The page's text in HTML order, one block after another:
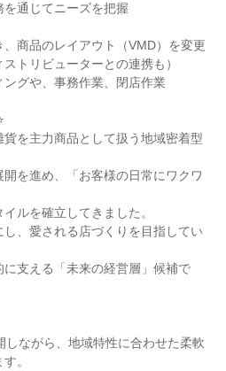
を通じてニーズを把握
、商品のレイアウト（VMD）を変更
トリビューターとの連携も）
ングや、事務作業、閉店作業
を主力商品として扱う地域密着型
を進め、「お客様の日常にワクワ
ルを確立してきました。
、愛される店づくりを目指してい
支える「未来の経営層」候補で
しながら、地域特性に合わせた柔軟
。